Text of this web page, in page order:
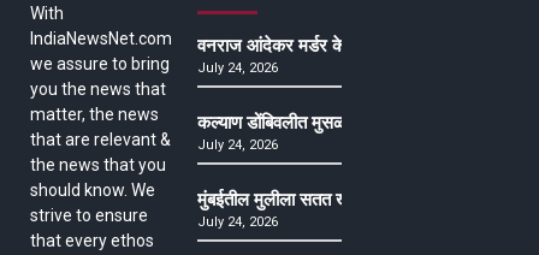
With
IndiaNewsNet.com
we assure to bring
you the news that
matter, the news
that are relevant &
the news that you
should know. We
strive to ensure
that every ethos
वनराज आंदेकर मर्डर केसमधील साक्षीदाराची हत्या,
July 24, 2026
कल्याण डोंबिवलीत मुसळधार ते अतिमुसळधार पाऊस,
July 24, 2026
मुंबईतील मुलीला सतत खोकला अन् ताप, ७ वर्षे उपचार
July 24, 2026